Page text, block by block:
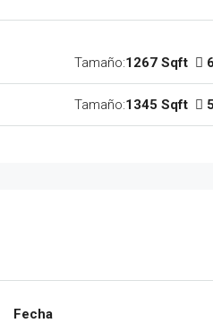
Tamaño:1267 Sqft
Tamaño:1345 Sqft
Fecha